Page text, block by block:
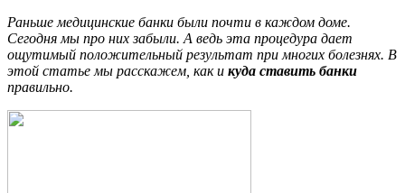
Раньше медицинские банки были почти в каждом доме.
Сегодня мы про них забыли. А ведь эта процедура дает
ощутимый положительный результат при многих болезнях. В
этой статье мы расскажем, как и куда ставить банки
правильно.